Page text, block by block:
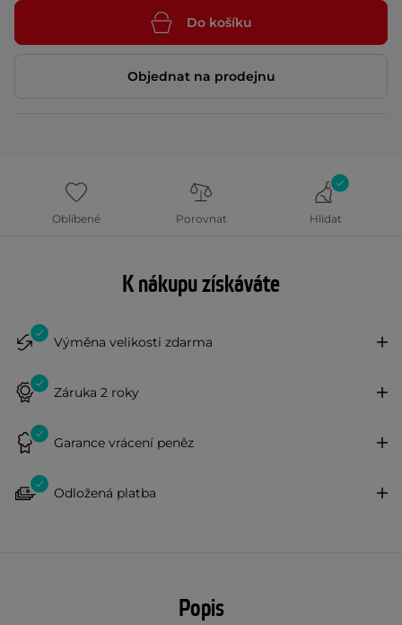
Do košíku
Objednat na prodejnu
Oblíbené Porovnat Hlídat
K nákupu získáváte
Výměna velikosti zdarma
Záruka 2 roky
Garance vrácení peněz
Odložená platba
Popis